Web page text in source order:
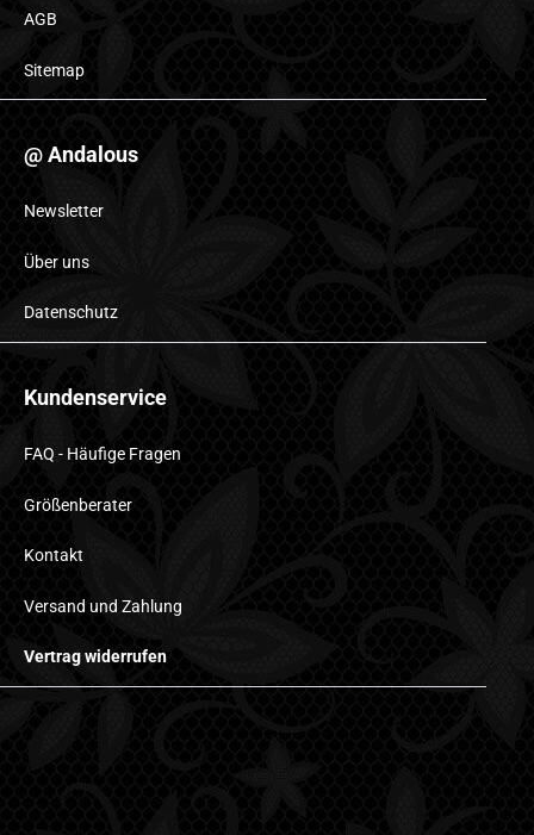
AGB
Sitemap
@ Andalous
Newsletter
Über uns
Datenschutz
Kundenservice
FAQ - Häufige Fragen
Größenberater
Kontakt
Versand und Zahlung
Vertrag widerrufen